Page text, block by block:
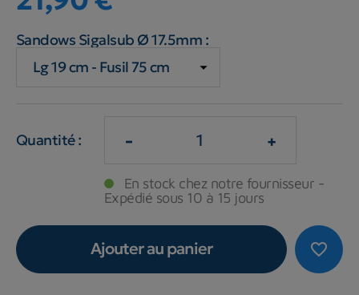
Sandows Sigalsub Ø 17.5mm :
Quantité : - +
En stock chez notre fournisseur -
Expédié sous 10 à 15 jours
favorite_border
Ajouter au panier